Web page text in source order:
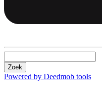
Zoek
Powered by Deedmob tools